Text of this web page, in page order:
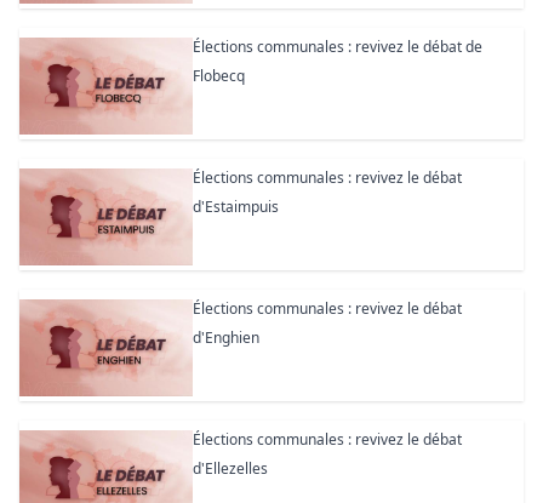
Élections communales : revivez le débat de
Flobecq
Élections communales : revivez le débat
d'Estaimpuis
Élections communales : revivez le débat
d'Enghien
Élections communales : revivez le débat
d'Ellezelles